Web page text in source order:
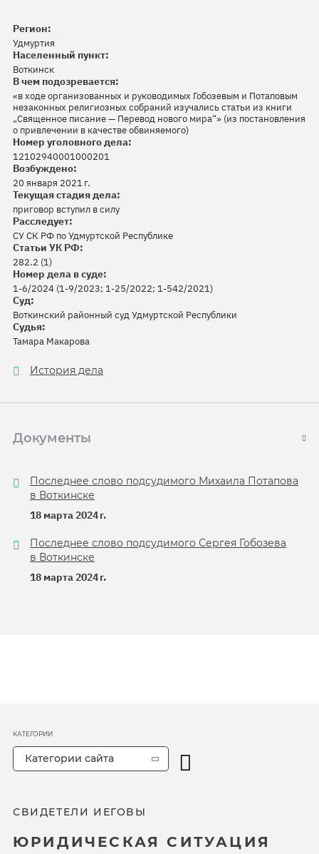
Регион:
Удмуртия
Населенный пункт:
Воткинск
В чем подозревается:
«в ходе организованных и руководимых Гобозевым и Потаповым
незаконных религиозных собраний изучались статьи из книги
„Священное писание — Перевод нового мира“» (из постановления
о привлечении в качестве обвиняемого)
Номер уголовного дела:
12102940001000201
Возбуждено:
20 января 2021 г.
Текущая стадия дела:
приговор вступил в силу
Расследует:
СУ СК РФ по Удмуртской Республике
Статьи УК РФ:
282.2 (1)
Номер дела в суде:
1-6/2024 (1-9/2023; 1-25/2022; 1-542/2021)
Суд:
Воткинский районный суд Удмуртской Республики
Судья:
Тамара Макарова
История дела
Документы
Последнее слово подсудимого Михаила Потапова
в Воткинске
18 марта 2024 г.
Последнее слово подсудимого Сергея Гобозева
в Воткинске
18 марта 2024 г.
СВИДЕТЕЛИ ИЕГОВЫ
ЮРИДИЧЕСКАЯ СИТУАЦИЯ
КАТЕГОРИИ
Категории сайта